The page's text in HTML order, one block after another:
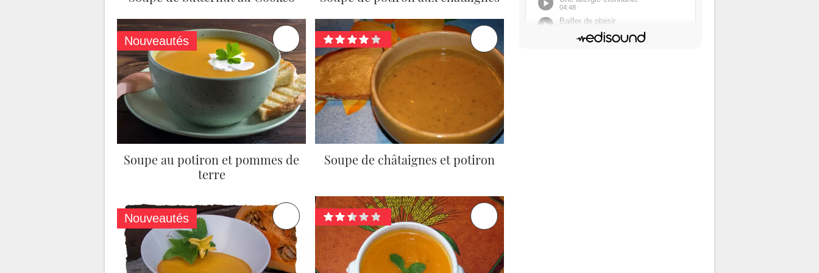
Nouveautés
Soupe au potiron et pommes de
terre
Soupe de châtaignes et potiron
Nouveautés